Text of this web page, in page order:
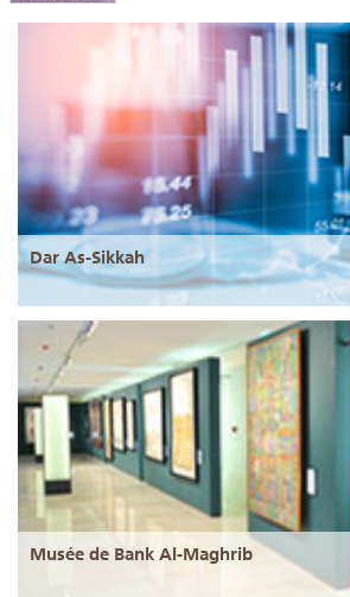
Dar As-Sikkah
Musée de Bank Al-Maghrib